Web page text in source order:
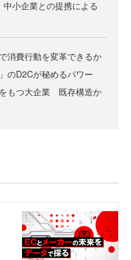
中小企業との提携による
消費行動を変革できるか
のD2Cが秘めるパワー
もつ大企業 既存構造か